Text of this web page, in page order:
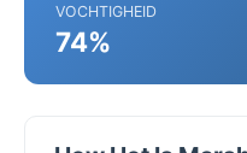
VOCHTIGHEID
74%